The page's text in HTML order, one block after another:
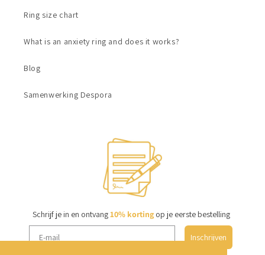
Ring size chart
What is an anxiety ring and does it works?
Blog
Samenwerking Despora
Schrijf je in en ontvang10% korting op je eerste bestelling
Inschrijven